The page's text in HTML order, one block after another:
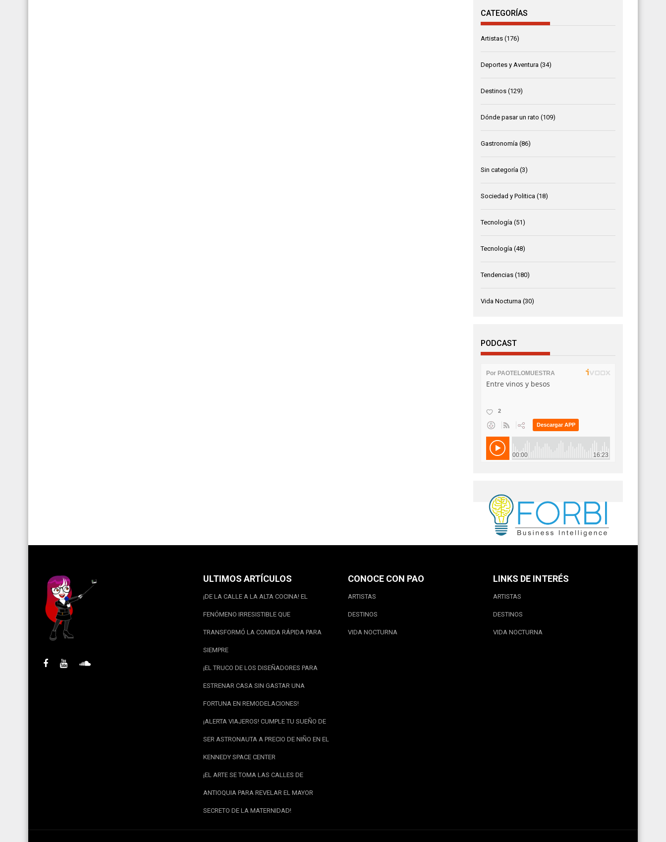
CATEGORÍAS
Artistas (176)
Deportes y Aventura (34)
Destinos (129)
Dónde pasar un rato (109)
Gastronomía (86)
Sin categoría (3)
Sociedad y Politica (18)
Tecnología (51)
Tecnología (48)
Tendencias (180)
Vida Nocturna (30)
PODCAST
ULTIMOS ARTÍCULOS
¡DE LA CALLE A LA ALTA COCINA! EL
FENÓMENO IRRESISTIBLE QUE
TRANSFORMÓ LA COMIDA RÁPIDA PARA
SIEMPRE
¡EL TRUCO DE LOS DISEÑADORES PARA
ESTRENAR CASA SIN GASTAR UNA
FORTUNA EN REMODELACIONES!
¡ALERTA VIAJEROS! CUMPLE TU SUEÑO DE
SER ASTRONAUTA A PRECIO DE NIÑO EN EL
KENNEDY SPACE CENTER
¡EL ARTE SE TOMA LAS CALLES DE
ANTIOQUIA PARA REVELAR EL MAYOR
SECRETO DE LA MATERNIDAD!
CONOCE CON PAO
ARTISTAS
DESTINOS
VIDA NOCTURNA
LINKS DE INTERÉS
ARTISTAS
DESTINOS
VIDA NOCTURNA